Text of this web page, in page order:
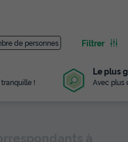
de personnes Filtrer
référencés